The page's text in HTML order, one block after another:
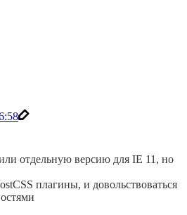
отдельную версию для IE 11, но
плагины, и довольствоваться